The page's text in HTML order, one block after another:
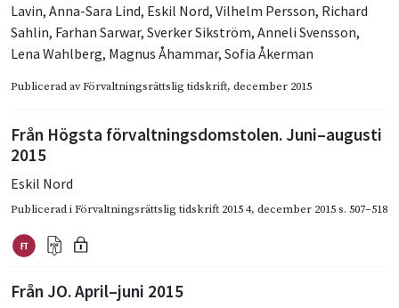
Lavin, Anna-Sara Lind, Eskil Nord, Vilhelm Persson, Richard
Sahlin, Farhan Sarwar, Sverker Sikström, Anneli Svensson,
Lena Wahlberg, Magnus Åhammar, Sofia Åkerman
Publicerad avFörvaltningsrättslig tidskrift, december 2015
Från Högsta förvaltningsdomstolen. Juni–augusti
2015
Eskil Nord
Publicerad iFörvaltningsrättslig tidskrift 2015 4, december 2015s. 507–518
Från JO. April–juni 2015